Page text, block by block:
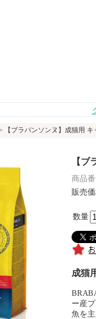
【ブラバンソンヌ】成猫用
【
商品
販売
数量
成猫
ー産
魚を